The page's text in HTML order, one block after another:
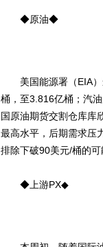
◆原油◆
美国能源署（EIA）
桶，至3.816亿桶；汽
国原油期货交割仓库库
最高水平，后期需求压
排除下破90美元/桶的可
◆上游PX◆